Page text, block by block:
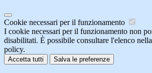
Cookie necessari per il funzionamento
I cookie necessari per il funzionamento non
disabilitati. È possibile consultare l'elenco
policy.
Accetta tutti Salva le preferenze